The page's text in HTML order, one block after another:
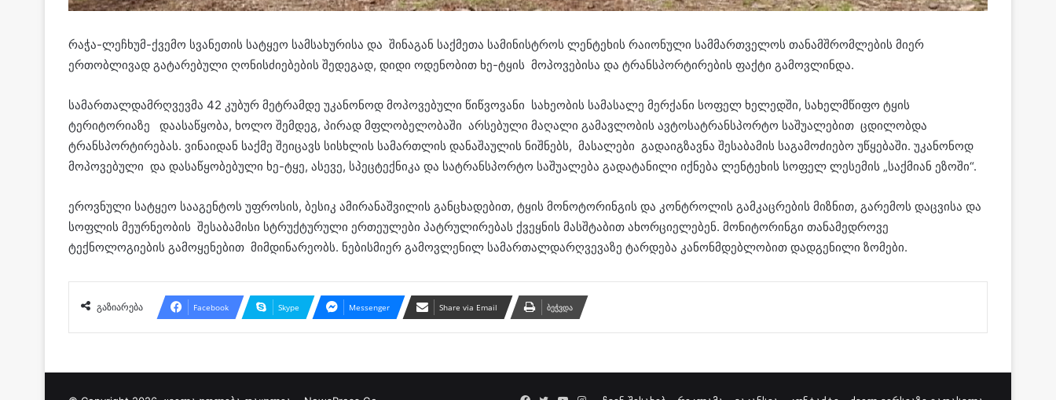
რაჭა-ლეჩხუმ-ქვემო სვანეთის სატყეო სამსახურისა და შინაგან საქმეთა სამინისტროს ლენტეხის რაიონული სამმართველოს თანამშრომლების მიერ
ერთობლივად გატარებული ღონისძიებების შედეგად, დიდი ოდენობით ხე-ტყის მოპოვებისა და ტრანსპორტირების ფაქტი გამოვლინდა.
სამართალდამრღვევმა 42 კუბურ მეტრამდე უკანონოდ მოპოვებული წიწვოვანი სახეობის სამასალე მერქანი სოფელ ხელედში, სახელმწიფო ტყის
ტერიტორიაზე დაასაწყობა, ხოლო შემდეგ, პირად მფლობელობაში არსებული მაღალი გამავლობის ავტოსატრანსპორტო საშუალებით ცდილობდა
ტრანსპორტირებას. ვინაიდან საქმე შეიცავს სისხლის სამართლის დანაშაულის ნიშნებს, მასალები გადაიგზავნა შესაბამის საგამოძიებო უწყებაში. უკანონოდ
მოპოვებული და დასაწყობებული ხე-ტყე, ასევე, სპეცტექნიკა და სატრანსპორტო საშუალება გადატანილი იქნება ლენტეხის სოფელ ლესემის „საქმიან ეზოში“.
ეროვნული სატყეო სააგენტოს უფროსის, ბესიკ ამირანაშვილის განცხადებით, ტყის მონოტორინგის და კონტროლის გამკაცრების მიზნით, გარემოს დაცვისა და
სოფლის მეურნეობის შესაბამისი სტრუქტურული ერთეულები პატრულირებას ქვეყნის მასშტაბით ახორციელებენ. მონიტორინგი თანამედროვე
ტექნოლოგიების გამოყენებით მიმდინარეობს. ნებისმიერ გამოვლენილ სამართალდარღვევაზე ტარდება კანონმდებლობით დადგენილი ზომები.
გაზიარება Facebook Skype Messenger Share via Email ბეჭვდა